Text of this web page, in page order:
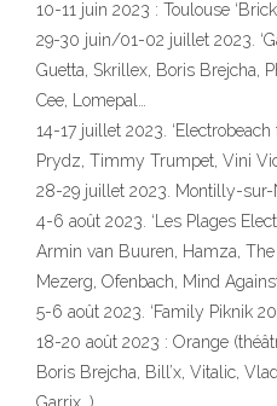
10-11 juin 2023 : Toulouse
29-30 juin/01-02 juillet 2023.
Guetta, Skrillex, Boris Brejcha,
Cee, Lomepal…
14-17 juillet 2023.
Prydz, Timmy Trumpet, Vini
28-29 juillet 2023. Montilly-sur-
4-6 août 2023. ‘Les Plages
Armin van Buuren, Hamza,
Mezerg, Ofenbach, Mind
5-6 août 2023. ‘Family Piknik
18-20 août 2023 : Orange
Boris Brejcha, Bill’x, Vitalic,